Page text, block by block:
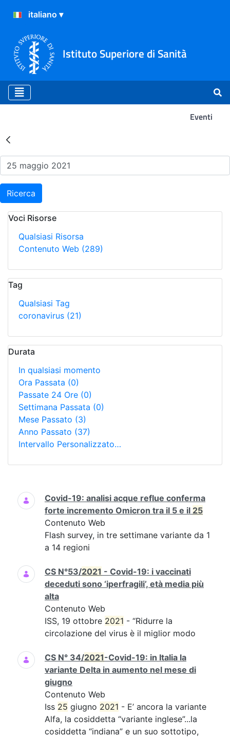
Istituto Superiore di Sanità
Eventi
Risultati della Ricerca -
Ricerca
Voci Risorse
Qualsiasi Risorsa
Contenuto Web (289)
Tag
Qualsiasi Tag
coronavirus (21)
Durata
In qualsiasi momento
Ora Passata (0)
Passate 24 Ore (0)
Settimana Passata (0)
Mese Passato (3)
Anno Passato (37)
Intervallo Personalizzato…
Ricerca
Covid-19: analisi acque reflue conferma
forte incremento Omicron tra il 5 e il 25
Contenuto Web
Flash survey, in tre settimane variante da 1
a 14 regioni
CS N°53/2021 - Covid-19: i vaccinati
deceduti sono ‘iperfragili’, età media più
alta
Contenuto Web
ISS, 19 ottobre 2021 - “Ridurre la
circolazione del virus è il miglior modo
CS N° 34/2021-Covid-19: in Italia la
variante Delta in aumento nel mese di
giugno
Contenuto Web
Iss 25 giugno 2021 - E’ ancora la variante
Alfa, la cosiddetta “variante inglese”...la
cosiddetta “indiana” e un suo sottotipo,